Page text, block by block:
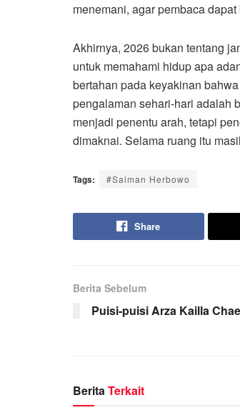
menemani, agar pembaca
Akhirnya, 2026 bukan tentang
untuk memahami hidup apa
bertahan pada keyakinan
pengalaman sehari-hari adalah
menjadi penentu arah, tetapi
dimaknai. Selama ruang itu
Tags: #Salman Herbowo
Share
Berita Sebelum
Puisi-puisi Arza Kailla
BeritaTerkait